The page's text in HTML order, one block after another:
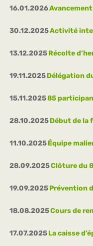
16.01.2026
30.12.2025Activité
13.12.2025Récolte
19.11.2025Délégation
15.11.202585
28.10.2025Début de la
11.10.2025Équipe
28.09.2025Clôture du
19.09.2025Prévention
18.08.2025Cours de
17.07.2025La caisse